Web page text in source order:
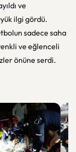
ve
ilgi gördü.
sadece saha
ve eğlenceli
önüne serdi.